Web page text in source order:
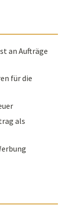
an Aufträge
für die
als